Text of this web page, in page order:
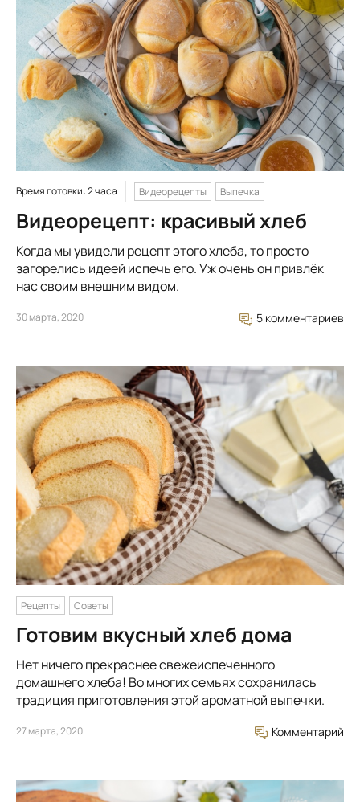
Время готовки: 2 часа Видеорецепты Выпечка
Видеорецепт: красивый хлеб
Когда мы увидели рецепт этого хлеба, то просто
загорелись идеей испечь его. Уж очень он привлёк
нас своим внешним видом.
30 марта, 2020 5 комментариев
Рецепты Советы
Готовим вкусный хлеб дома
Нет ничего прекраснее свежеиспеченного
домашнего хлеба! Во многих семьях сохранилась
традиция приготовления этой ароматной выпечки.
27 марта, 2020 Комментарий